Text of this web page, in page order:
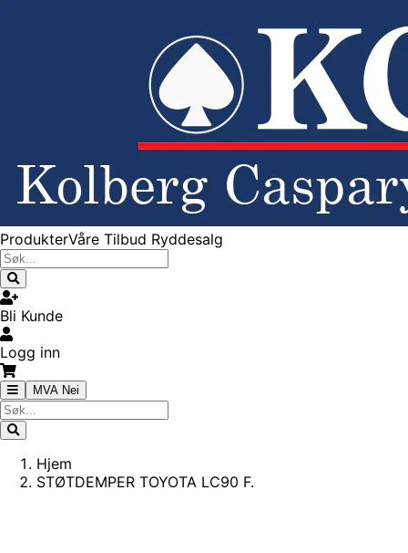
ProdukterVåre Tilbud Ryddesalg
Bli Kunde
Logg inn
MVA Nei
Hjem
STØTDEMPER TOYOTA LC90 F.